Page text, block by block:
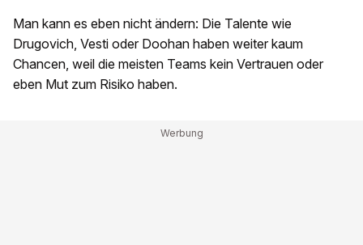
Man kann es eben nicht ändern: Die Talente wie
Drugovich, Vesti oder Doohan haben weiter kaum
Chancen, weil die meisten Teams kein Vertrauen oder
eben Mut zum Risiko haben.